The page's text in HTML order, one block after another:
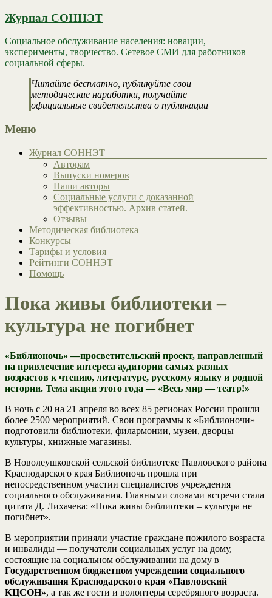
Журнал СОННЭТ
Социальное обслуживание населения: новации,
эксперименты, творчество. Сетевое СМИ для работников
социальной сферы.
Читайте бесплатно, публикуйте свои
методические наработки, получайте
официальные свидетельства о публикации
Меню
Журнал СОННЭТ
Авторам
Выпуски номеров
Наши авторы
Социальные услуги с доказанной
эффективностью. Архив статей.
Отзывы
Методическая библиотека
Конкурсы
Тарифы и условия
Рейтинги СОННЭТ
Помощь
Пока живы библиотеки –
культура не погибнет
«Библионочь» —просветительский проект, направленный
на привлечение интереса аудитории самых разных
возрастов к чтению, литературе, русскому языку и родной
истории. Тема акции этого года — «Весь мир — театр!»
В ночь с 20 на 21 апреля во всех 85 регионах России прошли
более 2500 мероприятий. Свои программы к «Библионочи»
подготовили библиотеки, филармонии, музеи, дворцы
культуры, книжные магазины.
В Новолеушковской сельской библиотеке Павловского района
Краснодарского края Библионочь прошла при
непосредственном участии специалистов учреждения
социального обслуживания. Главными словами встречи стала
цитата Д. Лихачева: «Пока живы библиотеки – культура не
погибнет».
В мероприятии приняли участие граждане пожилого возраста
и инвалиды — получатели социальных услуг на дому,
состоящие на социальном обслуживании на дому в
Государственном бюджетном учреждении социального
обслуживания Краснодарского края «Павловский
КЦСОН», а так же гости и волонтеры серебряного возраста.